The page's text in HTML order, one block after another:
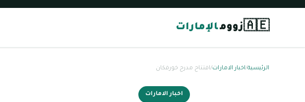
🇦🇪زوومالإمارات
الرئيسية/اخبار الامارات/افتتاح مدرج خورفكان
اخبار الامارات